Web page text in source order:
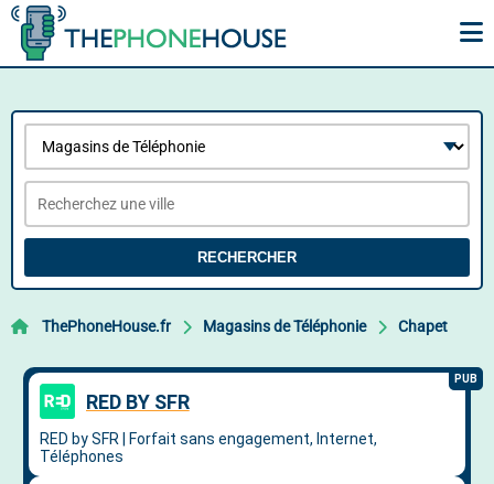
RECHERCHER
ThePhoneHouse.fr Magasins de Téléphonie Chapet